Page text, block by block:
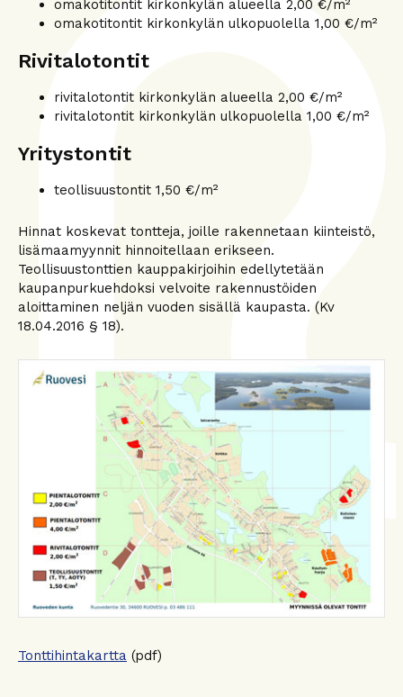
omakotitontit kirkonkylän alueella 2,00 €/m²
omakotitontit kirkonkylän ulkopuolella 1,00 €/m²
Rivitalotontit
rivitalotontit kirkonkylän alueella 2,00 €/m²
rivitalotontit kirkonkylän ulkopuolella 1,00 €/m²
Yritystontit
teollisuustontit 1,50 €/m²
Hinnat koskevat tontteja, joille rakennetaan kiinteistö,
lisämaamyynnit hinnoitellaan erikseen.
Teollisuustonttien kauppakirjoihin edellytetään
kaupanpurkuehdoksi velvoite rakennustöiden
aloittaminen neljän vuoden sisällä kaupasta. (Kv
18.04.2016 § 18).
Tonttihintakartta (pdf)